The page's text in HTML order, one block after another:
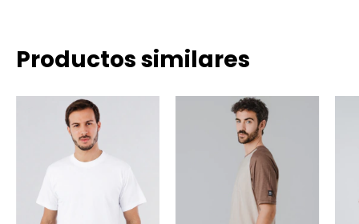
Productos similares